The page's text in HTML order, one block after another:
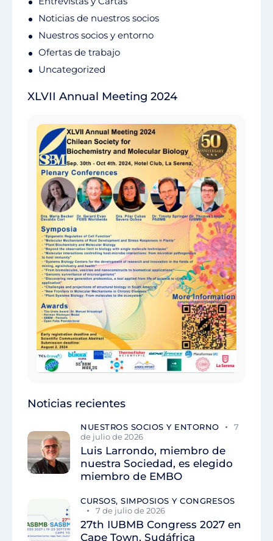
Noticias de nuestros socios
Nuestros socios y entorno
Ofertas de trabajo
Uncategorized
XLVII Annual Meeting 2024
Noticias recientes
NUESTROS SOCIOS Y ENTORNO
7
de julio de 2026
Luis Larrondo, miembro de
nuestra Sociedad, es elegido
miembro de EMBO
CURSOS, SIMPOSIOS Y CONGRESOS
7 de julio de 2026
27th IUBMB Congress 2027 en
Cape Town, Sudáfrica